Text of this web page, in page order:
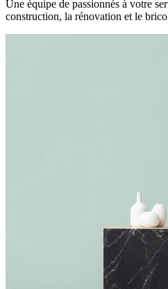
Une équipe de passionnés à votre
construction, la rénovation et le